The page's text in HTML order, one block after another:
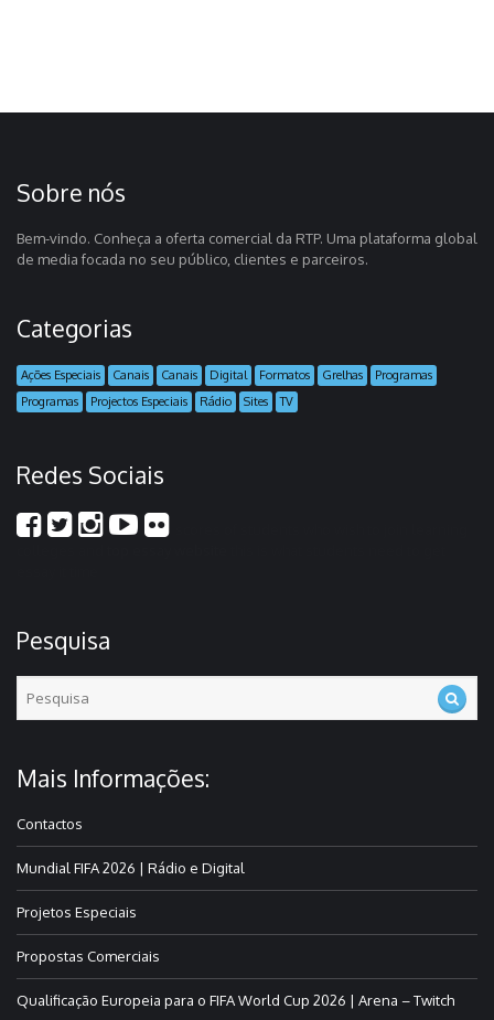
Sobre nós
Bem-vindo. Conheça a oferta comercial da RTP. Uma plataforma global
de media focada no seu público, clientes e parceiros.
Categorias
Ações Especiais Canais Canais Digital Formatos Grelhas
Programas
Programas
Projectos Especiais Rádio Sites TV
Redes Sociais
Pesquisa
Mais Informações:
Contactos
Mundial FIFA 2026 | Rádio e Digital
Projetos Especiais
Propostas Comerciais
Qualificação Europeia para o FIFA World Cup 2026 | Arena – Twitch